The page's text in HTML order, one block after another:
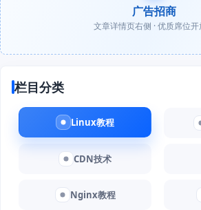
广告招商
文章详情页右侧 · 优质席位开
栏目分类
Linux教程
CDN技术
Nginx教程